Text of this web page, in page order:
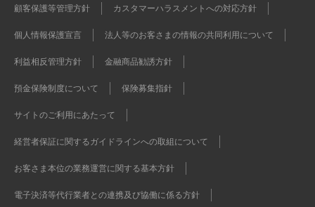
顧客保護等管理方針 カスタマーハラスメントへの対応方針
個人情報保護宣言 法人等のお客さまの情報の共同利用について
利益相反管理方針 金融商品勧誘方針
預金保険制度について 保険募集指針
サイトのご利用にあたって
経営者保証に関するガイドラインへの取組について
お客さま本位の業務運営に関する基本方針
電子決済等代行業者との連携及び協働に係る方針